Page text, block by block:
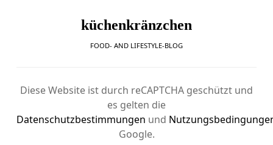
küchenkränzchen
FOOD- AND LIFESTYLE-BLOG
Diese Website ist durch reCAPTCHA geschützt und
es gelten die
Datenschutzbestimmungen und
Google.